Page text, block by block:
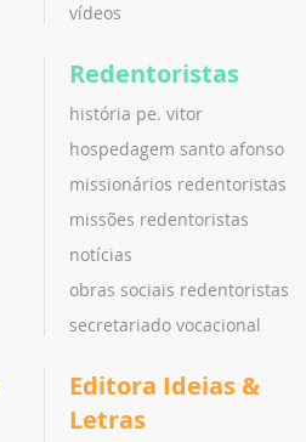
vídeos
Redentoristas
história pe. vitor
hospedagem santo afonso
missionários redentoristas
missões redentoristas
notícias
obras sociais redentoristas
secretariado vocacional
Editora Ideias &
Letras